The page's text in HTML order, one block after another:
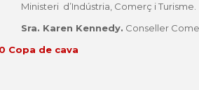
Ministeri d’Indústria, Comerç i Turisme.
Sra. Karen Kennedy. Conseller
Copa de cava